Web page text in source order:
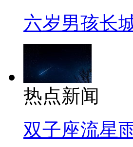
六岁男孩长
热点新闻
双子座流星